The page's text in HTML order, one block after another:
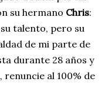
su hermano Chris:
talento, pero su
de mi parte de
durante 28 años y
, renuncie al 100% de